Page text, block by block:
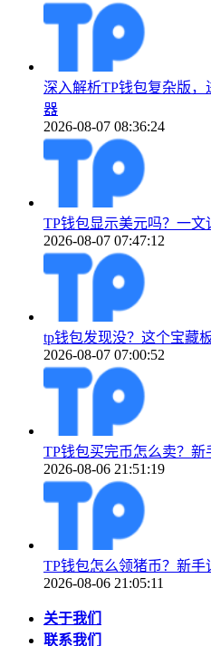
深入解析TP钱包复杂版，
器
2026-08-07 08:36:24
TP钱包显示美元吗？一
2026-08-07 07:47:12
tp钱包发现没？这个宝藏
2026-08-07 07:00:52
TP钱包买完币怎么卖？
2026-08-06 21:51:19
TP钱包怎么领猪币？新
2026-08-06 21:05:11
关于我们
联系我们